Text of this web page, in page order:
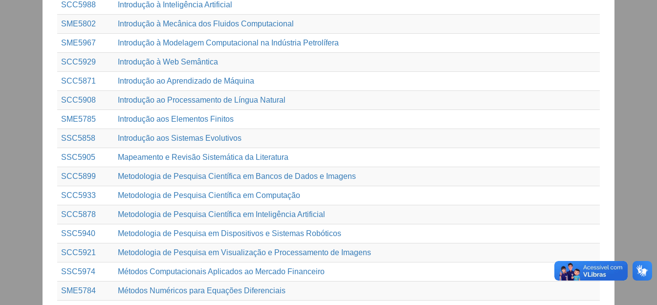
SCC5988 Introdução à Inteligência Artificial
SME5802 Introdução à Mecânica dos Fluidos Computacional
SME5967 Introdução à Modelagem Computacional na Indústria Petrolífera
SCC5929 Introdução à Web Semântica
SCC5871 Introdução ao Aprendizado de Máquina
SCC5908 Introdução ao Processamento de Língua Natural
SME5785 Introdução aos Elementos Finitos
SSC5858 Introdução aos Sistemas Evolutivos
SSC5905 Mapeamento e Revisão Sistemática da Literatura
SCC5899 Metodologia de Pesquisa Científica em Bancos de Dados e Imagens
SCC5933 Metodologia de Pesquisa Científica em Computação
SCC5878 Metodologia de Pesquisa Científica em Inteligência Artificial
SSC5940 Metodologia de Pesquisa em Dispositivos e Sistemas Robóticos
SCC5921 Metodologia de Pesquisa em Visualização e Processamento de Imagens
SSC5974 Métodos Computacionais Aplicados ao Mercado Financeiro
SME5784 Métodos Numéricos para Equações Diferenciais